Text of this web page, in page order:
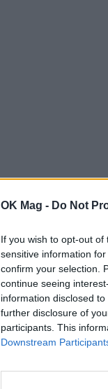
OK Mag - Do Not
If you wish to opt-out
sensitive information
confirm your selection.
continue seeing
information disclosed
further disclosure of
participants. This
Downstream